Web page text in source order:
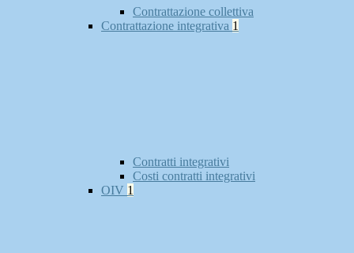
Contrattazione collettiva
Contrattazione integrativa 1
Contratti integrativi
Costi contratti integrativi
OIV 1